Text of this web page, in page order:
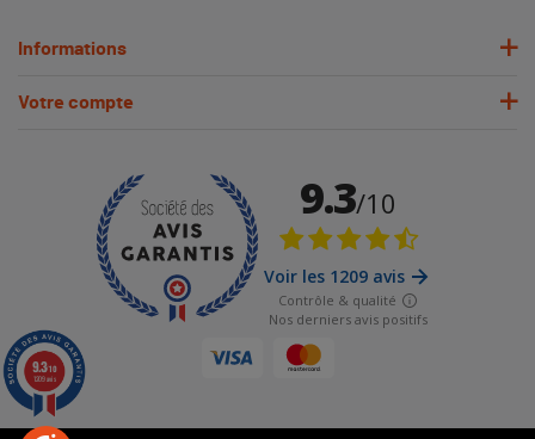
(1 avis)
Informations
Votre compte
9.3/10
1209 avis